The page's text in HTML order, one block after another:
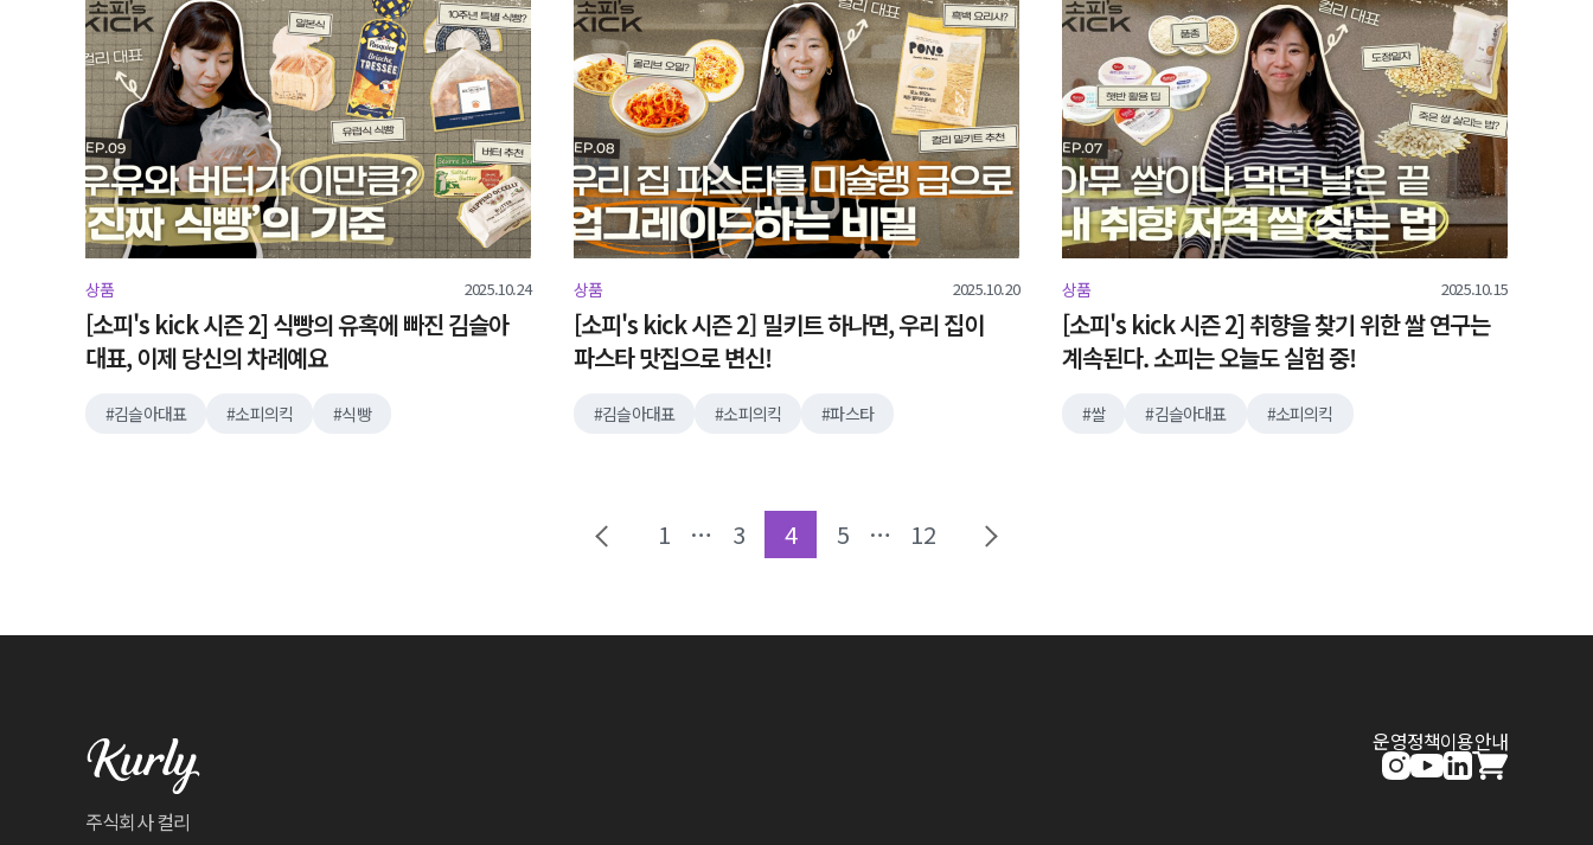
상품 2025.10.24
[소피's kick 시즌 2] 식빵의 유혹에 빠진 김슬아
대표, 이제 당신의 차례예요
김슬아대표 소피의킥 식빵
상품 2025.10.20
[소피's kick 시즌 2] 밀키트 하나면, 우리 집이
파스타 맛집으로 변신!
김슬아대표 소피의킥 파스타
상품 2025.10.15
[소피's kick 시즌 2] 취향을 찾기 위한 쌀 연구는
계속된다. 소피는 오늘도 실험 중!
쌀 김슬아대표 소피의킥
1 … 3 4 5 … 12
주식회사 컬리
운영정책이용안내